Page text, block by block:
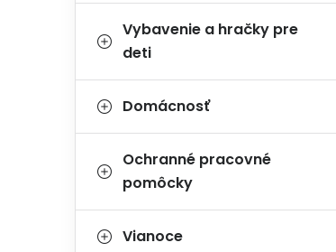
Vybavenie a hračky pre
deti
Domácnosť
Ochranné pracovné
pomôcky
Vianoce